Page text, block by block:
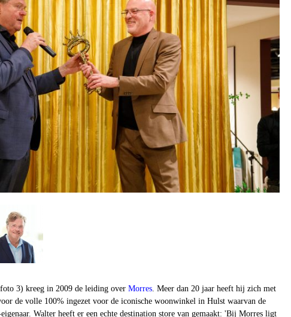
3) kreeg in 2009 de leiding over Morres. Meer dan 20 jaar heeft hij zich met
de volle 100% ingezet voor de iconische woonwinkel in Hulst waarvan de
Walter heeft er een echte destination store van gemaakt: 'Bij Morres ligt